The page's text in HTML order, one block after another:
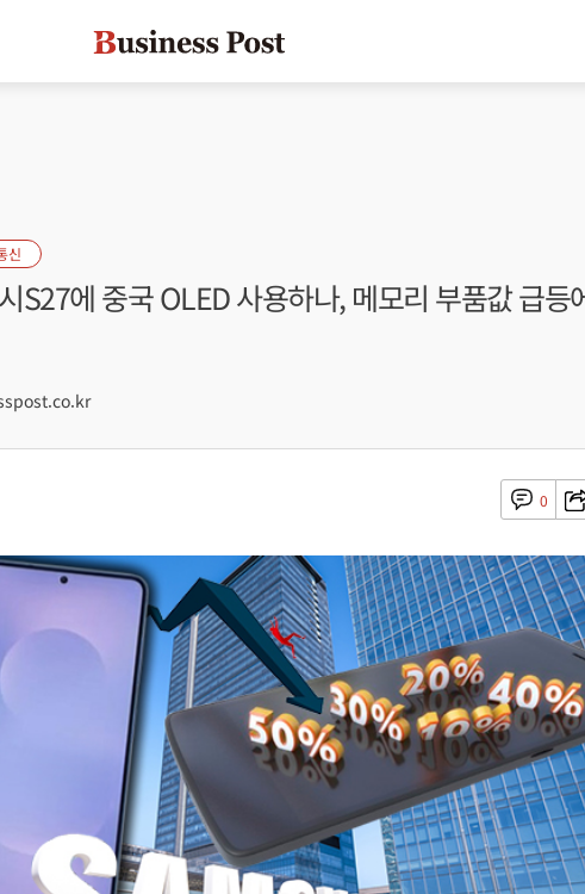
신
S27에 중국 OLED 사용하나, 메모리 부품값 급등
0